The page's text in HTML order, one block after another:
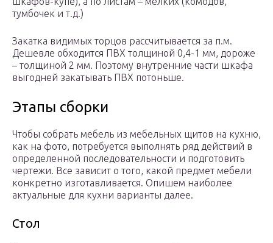
тумбочек и т.д.)
Закатка видимых торцов рассчитывается за п.м.
Дешевле обходится ПВХ толщиной 0,4-1 мм, дороже
– толщиной 2 мм. Поэтому внутренние части шкафа
выгодней закатывать ПВХ потоньше.
Этапы сборки
Чтобы собрать мебель из мебельных щитов на кухню,
как на фото, потребуется выполнять ряд действий в
определенной последовательности и подготовить
чертежи. Все зависит о того, какой предмет мебели
конкретно изготавливается. Опишем наиболее
актуальные для кухни варианты далее.
Стол